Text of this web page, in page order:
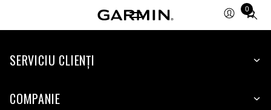
0
Total
items
cart:
SERVICIU CLIENŢI
COMPANIE